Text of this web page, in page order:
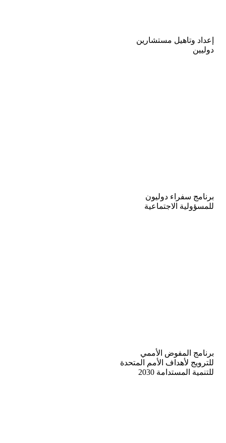
إعداد وتاهيل مستشارين
دوليين
برنامج سفراء دوليون
للمسؤولية الاجتماعية
برنامج المفوض الأممي
للترويج لأهداف الأمم المتحدة
للتنمية المستدامة 2030